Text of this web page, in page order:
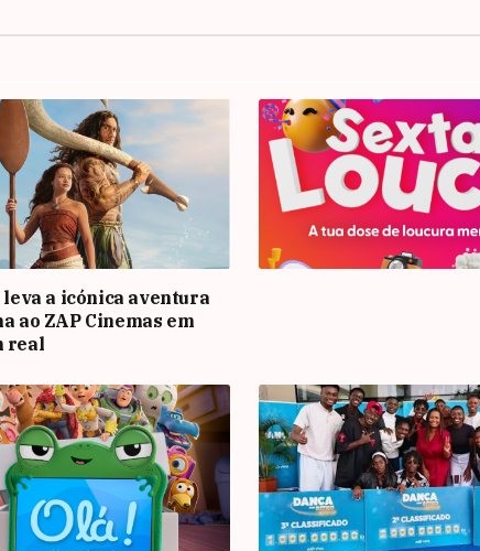
leva a icónica aventura
ao ZAP Cinemas em
real